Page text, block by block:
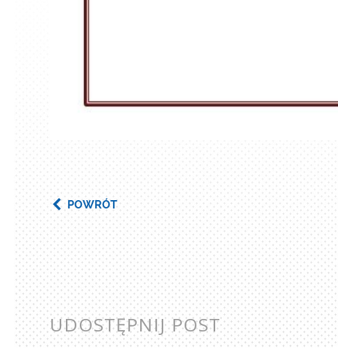
POWRÓT
UDOSTĘPNIJ POST